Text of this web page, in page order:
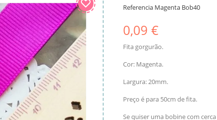
Referencia Magenta Bob40
0,09 €
Fita gorgurão.
Cor: Magenta.
Largura: 20mm.
Preço é para 50cm de fita.
Se quiser uma bobine com